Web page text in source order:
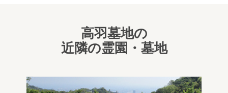
高羽墓地の
近隣の霊園・墓地